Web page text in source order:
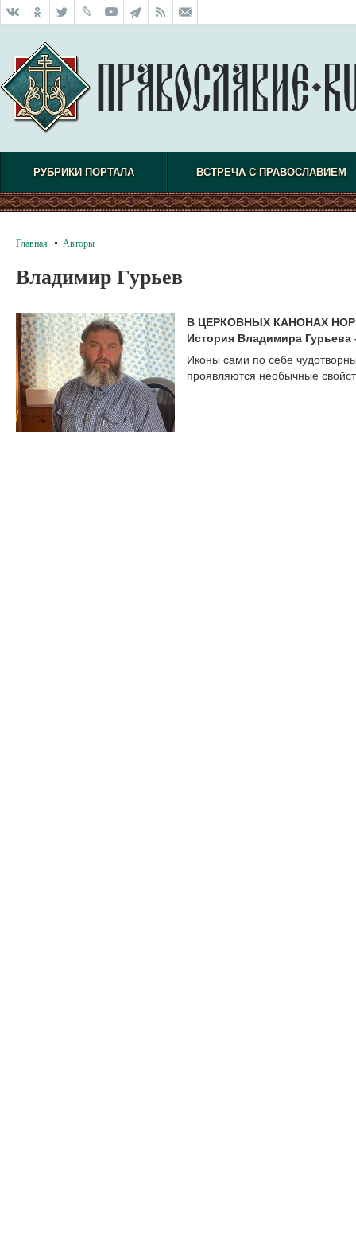
РУБРИКИ ПОРТАЛА ВСТРЕЧА С ПРАВОСЛАВИЕМ
Главная Авторы
Владимир Гурьев
В ЦЕРКОВНЫХ КАНОНАХ
История Владимира Гурьева
Иконы сами по себе
проявляются необычные